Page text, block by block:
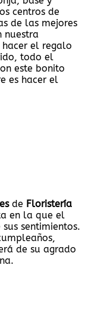
centros de
de las mejores
nuestra
el regalo
todo el
este bonito
es hacer el
de Floristería
en la que el
sentimientos.
de su agrado